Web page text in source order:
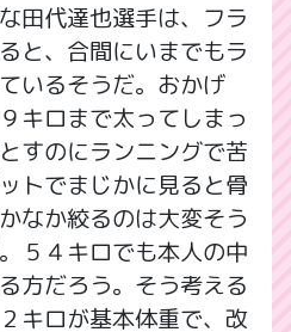
田代達也選手は、フラ
と、合間にいまでもラ
いるそうだ。おかげ
ロまで太ってしまっ
すのにランニングで苦
トでまじかに見ると骨
なか絞るのは大変そう
５４キロでも本人の中
方だろう。そう考える
キロが基本体重で、改